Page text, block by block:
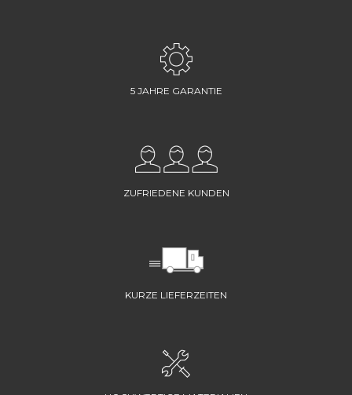
5 JAHRE GARANTIE
ZUFRIEDENE KUNDEN
KURZE LIEFERZEITEN